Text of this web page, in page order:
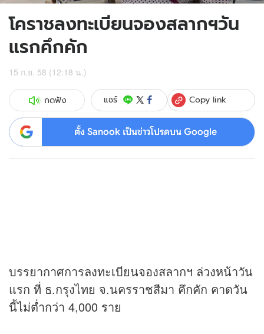
โคราชลงทะเบียนจองสลากฯวัน
แรกคึกคัก
15 ก.ย. 58 (12:18 น.)
กดฟัง แชร์ Copy link
ตั้ง Sanook เป็นข่าวโปรดบน Google
บรรยากาศการลงทะเบียนจองสลากฯ ล่วงหน้าวัน
แรก ที่ ธ.กรุงไทย จ.นครราชสีมา คึกคัก คาดวัน
นี้ไม่ต่ำกว่า 4,000 ราย